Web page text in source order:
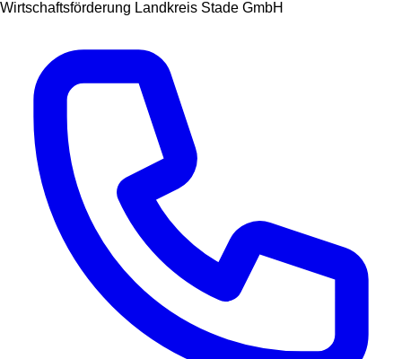
Wirtschaftsförderung Landkreis Stade GmbH